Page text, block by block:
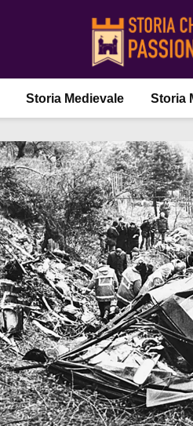
Storia Medievale Storia